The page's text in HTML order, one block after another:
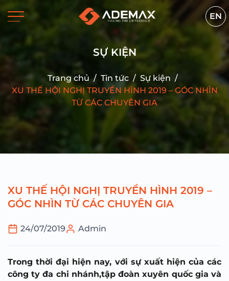
EN
SỰ KIỆN
Trang chủ / Tin tức / Sự kiện /
XU THẾ HỘI NGHỊ TRUYỀN HÌNH 2019 – GÓC NHÌN
TỪ CÁC CHUYÊN GIA
XU THẾ HỘI NGHỊ TRUYỀN HÌNH 2019 –
GÓC NHÌN TỪ CÁC CHUYÊN GIA
24/07/2019 Admin
Trong thời đại hiện nay, với sự xuất hiện của các
công ty đa chi nhánh,tập đoàn xuyên quốc gia và